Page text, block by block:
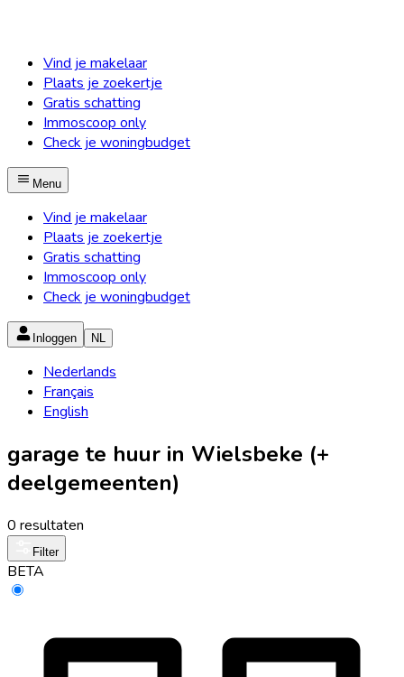
Vind je makelaar
Plaats je zoekertje
Gratis schatting
Immoscoop only
Check je woningbudget
Menu
Vind je makelaar
Plaats je zoekertje
Gratis schatting
Immoscoop only
Check je woningbudget
Inloggen NL
Nederlands
Français
English
garage te huur in Wielsbeke (+
deelgemeenten)
0 resultaten
Filter
BETA